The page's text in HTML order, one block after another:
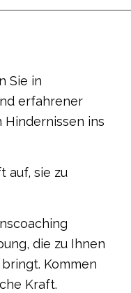
Sie in
erfahrener
Hindernissen ins
auf, sie zu
die zu Ihnen
Kommen
Kraft.